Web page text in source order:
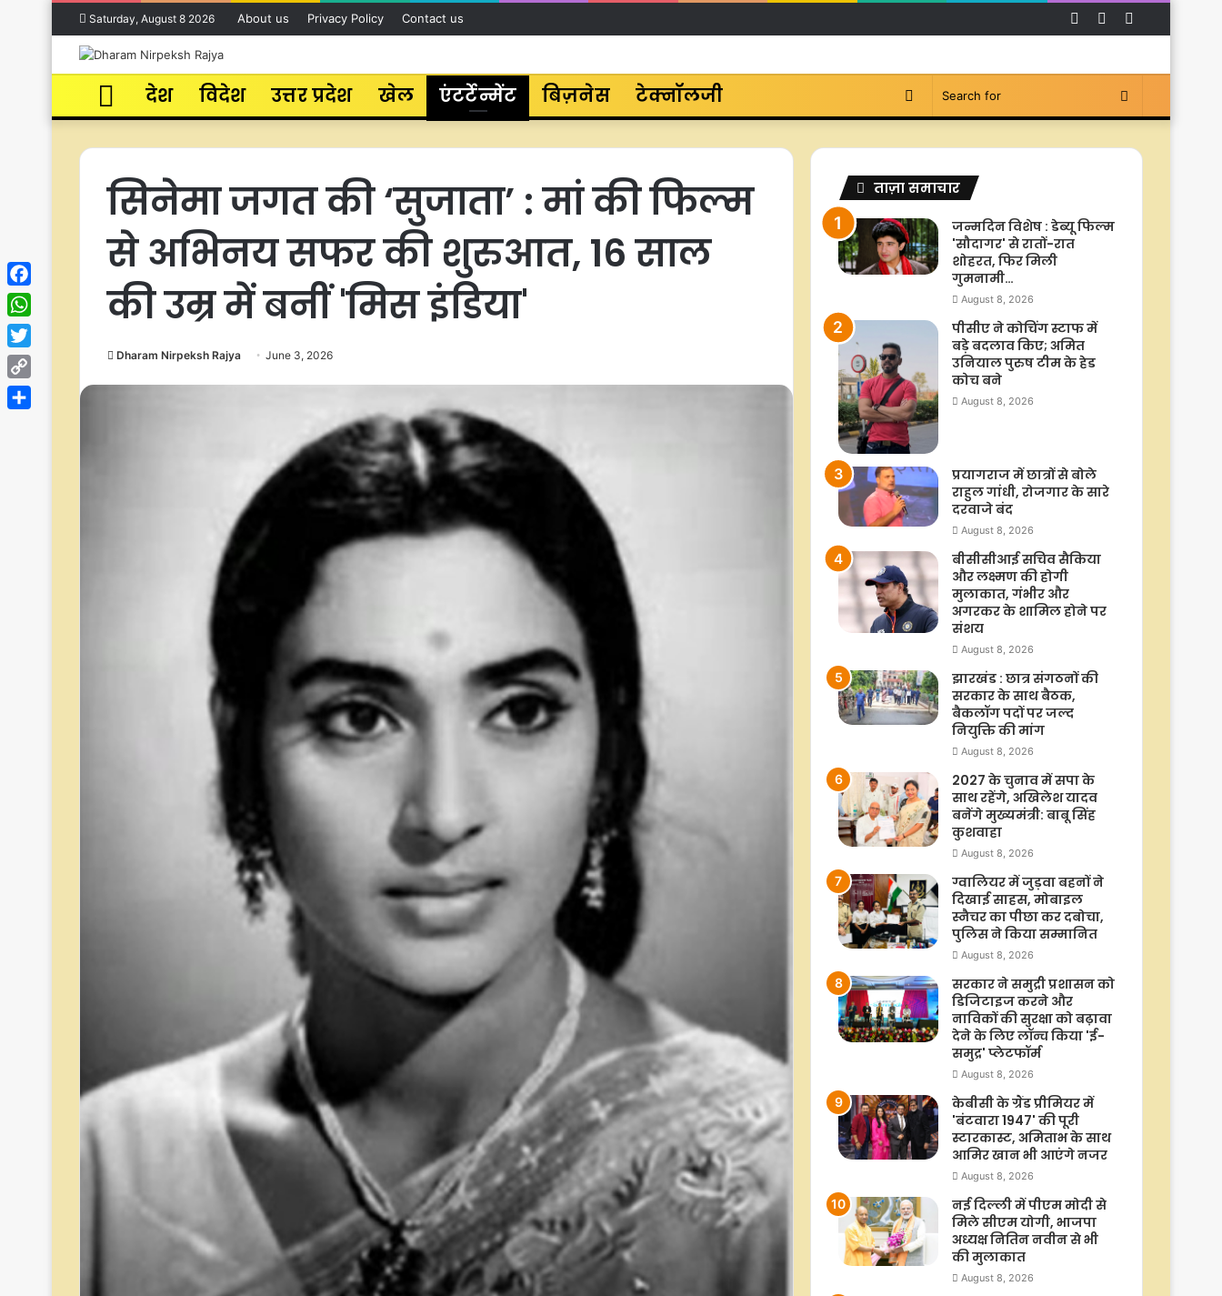
Saturday, August 8 2026 About us Privacy Policy Contact us YouTube
Facebook
Home
देश विदेश उत्तर प्रदेश खेल एंटर्टेन्मेंट बिज़नेस टेक्नॉलजी Search
Switch
सिनेमा जगत की ‘सुजाता’ : मां की फिल्म
से अभिनय सफर की शुरुआत, 16 साल
की उम्र में बनीं 'मिस इंडिया'
Dharam Nirpeksh Rajya June 3, 2026
ताज़ा समाचार
जन्मदिन विशेष : डेब्यू फिल्म
'सौदागर' से रातों-रात
शोहरत, फिर मिली
गुमनामी…
August 8, 2026
पीसीए ने कोचिंग स्टाफ में
बड़े बदलाव किए; अमित
उनियाल पुरुष टीम के हेड
कोच बने
August 8, 2026
प्रयागराज में छात्रों से बोले
राहुल गांधी, रोजगार के सारे
दरवाजे बंद
August 8, 2026
बीसीसीआई सचिव सैकिया
और लक्ष्मण की होगी
मुलाकात, गंभीर और
अगरकर के शामिल होने पर
संशय
August 8, 2026
झारखंड : छात्र संगठनों की
सरकार के साथ बैठक,
बैकलॉग पदों पर जल्द
नियुक्ति की मांग
August 8, 2026
2027 के चुनाव में सपा के
साथ रहेंगे, अखिलेश यादव
बनेंगे मुख्यमंत्री: बाबू सिंह
कुशवाहा
August 8, 2026
ग्वालियर में जुड़वा बहनों ने
दिखाई साहस, मोबाइल
स्नैचर का पीछा कर दबोचा,
पुलिस ने किया सम्मानित
August 8, 2026
सरकार ने समुद्री प्रशासन को
डिजिटाइज करने और
नाविकों की सुरक्षा को बढ़ावा
देने के लिए लॉन्च किया 'ई-
समुद्र' प्लेटफॉर्म
August 8, 2026
केबीसी के ग्रैंड प्रीमियर में
'बंटवारा 1947' की पूरी
स्टारकास्ट, अमिताभ के साथ
आमिर खान भी आएंगे नजर
August 8, 2026
नई दिल्ली में पीएम मोदी से
मिले सीएम योगी, भाजपा
अध्यक्ष नितिन नवीन से भी
की मुलाकात
August 8, 2026
Facebook
WhatsApp
Twitter
Copy
Link